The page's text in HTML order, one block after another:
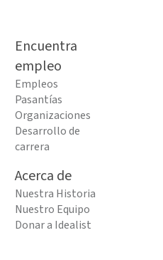
Encuentra
empleo
Empleos
Pasantías
Organizaciones
Desarrollo de
carrera
Acerca de
Nuestra Historia
Nuestro Equipo
Donar a Idealist